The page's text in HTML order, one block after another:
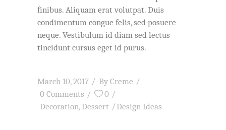
finibus. Aliquam erat volutpat. Duis
condimentum congue felis, sed posuere
neque. Vestibulum id diam sed lectus
tincidunt cursus eget id purus.
March 10, 2017 By Creme
0 Comments
0
Decoration, Dessert Design Ideas